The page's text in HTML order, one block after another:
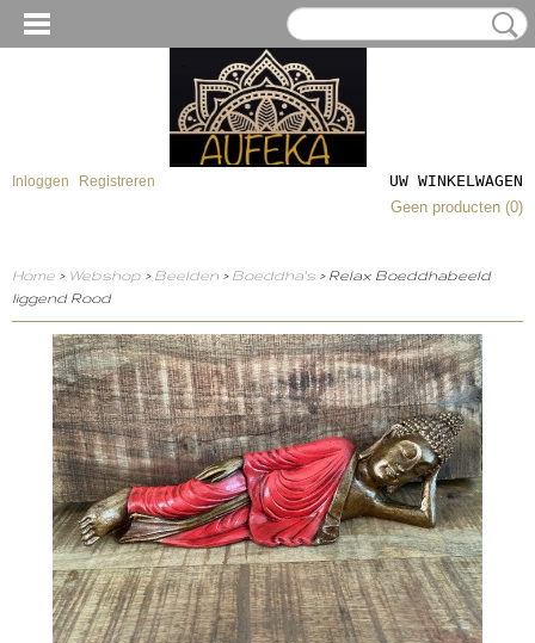
Inloggen Registreren
UW WINKELWAGEN
Geen producten (0)
Home > Webshop > Beelden > Boeddha's > Relax Boeddhabeeld
liggend Rood